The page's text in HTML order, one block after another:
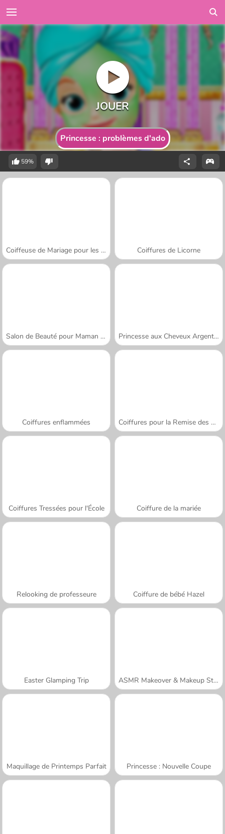
Princesse : problèmes d'ado
59%
Coiffeuse de Mariage pour les Princesses Coiffures de Licorne
Salon de Beauté pour Maman Folle Princesse aux Cheveux Argentés
Coiffures enflammées Coiffures pour la Remise des Diplômes
Coiffures Tressées pour l'École Coiffure de la mariée
Relooking de professeure Coiffure de bébé Hazel
Easter Glamping Trip ASMR Makeover & Makeup Studio
Maquillage de Printemps Parfait Princesse : Nouvelle Coupe